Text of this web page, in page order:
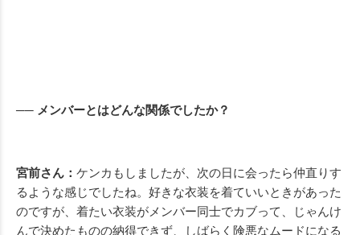
── メンバーとはどんな関係でしたか？
宮前さん： ケンカもしましたが、次の日に会ったら仲直りす
るような感じでしたね。好きな衣装を着ていいときがあった
のですが、着たい衣装がメンバー同士でカブって、じゃんけ
んで決めたものの納得できず、しばらく険悪なムードになる